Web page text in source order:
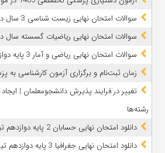
سوالات امتحان نهایی زیست شناسی 3 سال دوازدهم (1397 تا 1405)
سوالات امتحان نهایی ریاضیات گسسته سال دوازدهم
سوالات امتحان نهایی ریاضی و آمار 3 پایه دوازدهم (1397 تا 1405)
زمان ثبت‌نام و برگزاری آزمون کارشناسی به
تغییر در فرایند پذیرش دانشجومعلمان |
رشته‌ها
دانلود امتحان نهایی حسابان 2 پایه دوازدهم تیر 1405 + پاسخ
دانلود امتحان نهایی جغرافیا 3 پایه دوازدهم تیر 1405 + پاسخ